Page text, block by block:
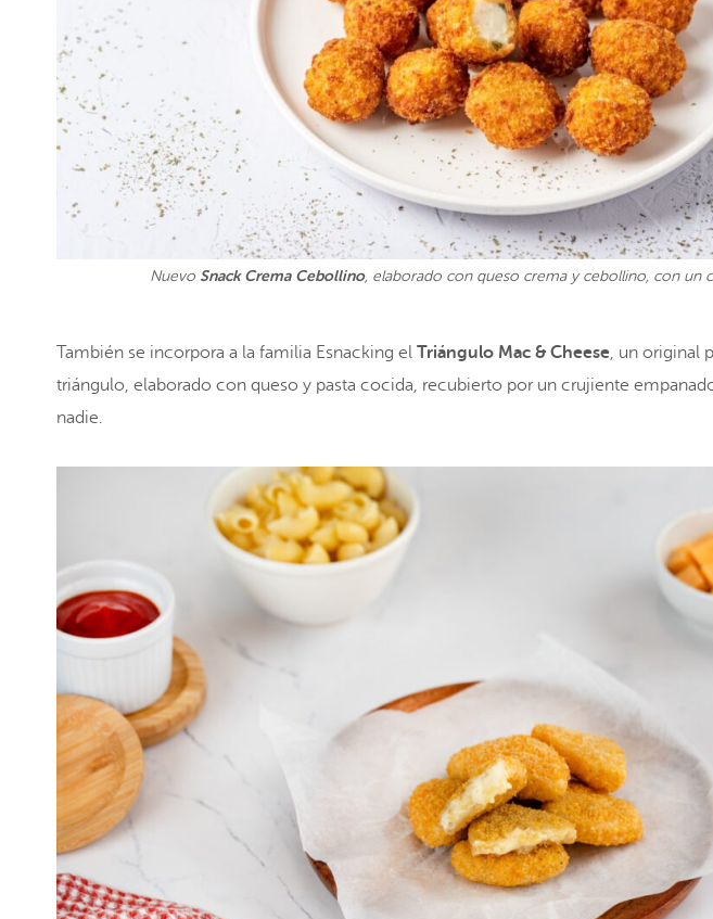
Nuevo Snack Crema Cebollino, elaborado con queso crema y cebollino, con un
También se incorpora a la familia Esnacking el Triángulo Mac & Cheese, un original
triángulo, elaborado con queso y pasta cocida, recubierto por un crujiente
nadie.